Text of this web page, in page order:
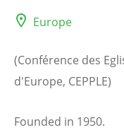
Europe
(Conférence des
d'Europe, CEPPLE)
Founded in 1950.